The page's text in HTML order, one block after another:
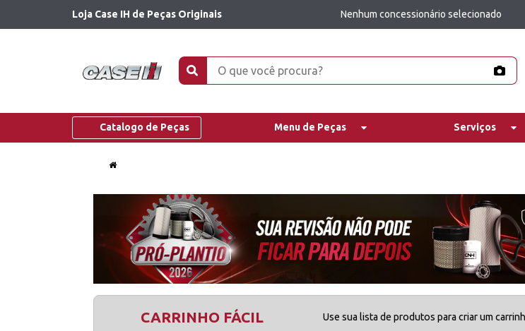
Loja Case IH de Peças Originais Nenhum concessionário selecionado
Catalogo de Peças Menu de Peças Serviços
CARRINHO FÁCIL Use sua lista de produtos para criar um